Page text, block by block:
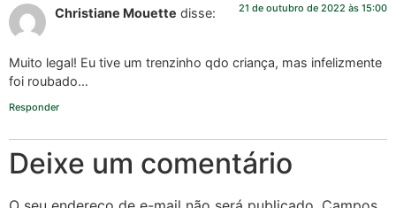
Christiane Mouette disse: 21 de outubro de 2022 às 15:00
Muito legal! Eu tive um trenzinho qdo criança, mas infelizmente
foi roubado…
Responder
Deixe um comentário